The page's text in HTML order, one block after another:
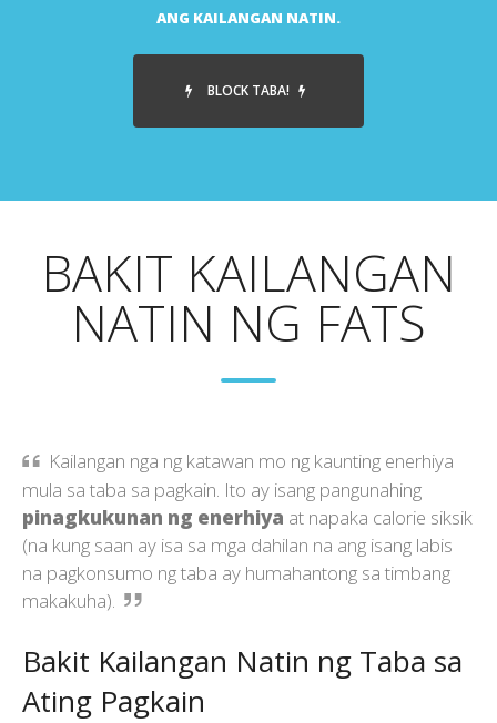
ANG KAILANGAN NATIN.
BLOCK TABA!
BAKIT KAILANGAN
NATIN NG FATS
Kailangan nga ng katawan mo ng kaunting enerhiya
mula sa taba sa pagkain. Ito ay isang pangunahing
pinagkukunan ng enerhiya at napaka calorie siksik
(na kung saan ay isa sa mga dahilan na ang isang labis
na pagkonsumo ng taba ay humahantong sa timbang
makakuha).
Bakit Kailangan Natin ng Taba sa
Ating Pagkain